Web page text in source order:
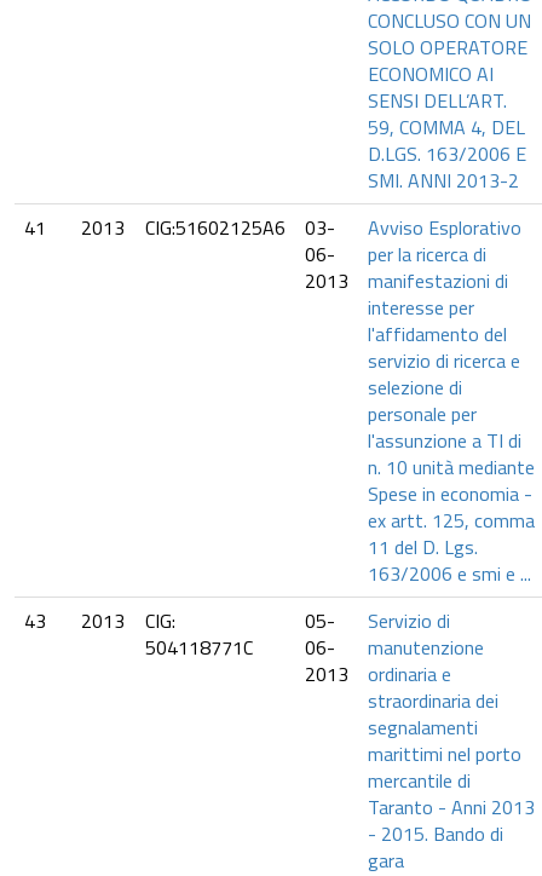
CONCLUSO CON UN
SOLO OPERATORE
ECONOMICO AI
SENSI DELL’ART.
59, COMMA 4, DEL
D.LGS. 163/2006 E
SMI. ANNI 2013-2
41
2013 CIG:51602125A6
03-
06-
2013
Avviso Esplorativo
per la ricerca di
manifestazioni di
interesse per
l'affidamento del
servizio di ricerca e
selezione di
personale per
l'assunzione a TI di
n. 10 unità mediante
Spese in economia -
ex artt. 125, comma
11 del D. Lgs.
163/2006 e smi e ...
43
2013
CIG:
504118771C
05-
06-
2013
Servizio di
manutenzione
ordinaria e
straordinaria dei
segnalamenti
marittimi nel porto
mercantile di
Taranto - Anni 2013
- 2015. Bando di
gara